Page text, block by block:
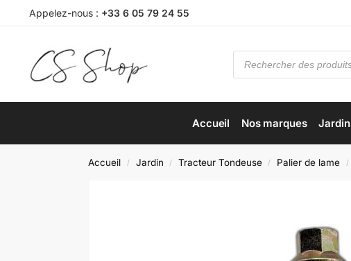
Appelez-nous : +33 6 05 79 24 55
Accueil Nos marques Jardin
Accueil / Jardin / Tracteur Tondeuse / Palier de lame /